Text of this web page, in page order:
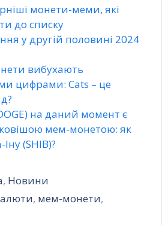
монети-меми, які
до списку
у другій половині 2024
вибухають
цифрами: Cats – це
на даний момент є
мем-монетою: як
(SHIB)?
, Новини
, мем-монети,